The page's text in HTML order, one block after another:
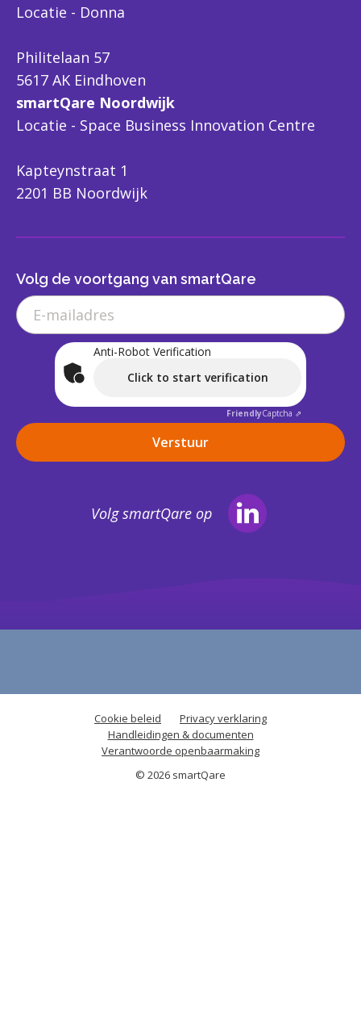
Locatie - Donna
Philitelaan 57
5617 AK Eindhoven
smartQare Noordwijk
Locatie - Space Business Innovation Centre
Kapteynstraat 1
2201 BB Noordwijk
Volg de voortgang van smartQare
Anti-Robot Verification
Click to start verification
FriendlyCaptcha ⇗
Volg smartQare op
Cookie beleid
Privacy verklaring
Handleidingen & documenten
Verantwoorde openbaarmaking
© 2026 smartQare